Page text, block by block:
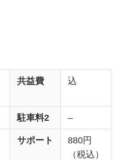
共益費 込
駐車料2 –
サポート
880円
（税込）